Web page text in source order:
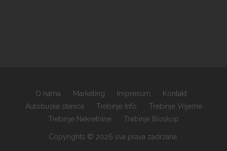
O nama Marketing Impresum
Kontakt
Autobuska stanica
Trebinje Info
Trebinje Vrijeme
Trebinje Nekretnine
Trebinje Bioskop
Copyrights © 2026 sva prava zadržana.